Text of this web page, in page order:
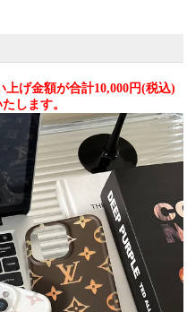
げ金額が合計10,000円(税込)
します。